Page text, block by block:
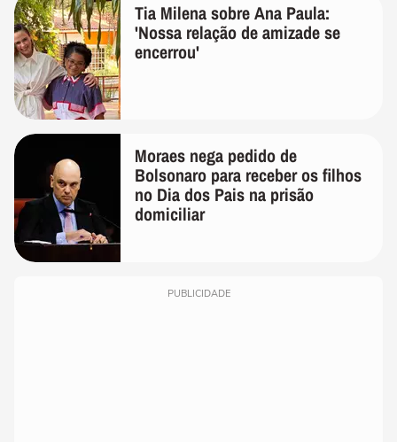
Tia Milena sobre Ana Paula:
'Nossa relação de amizade se
encerrou'
Moraes nega pedido de
Bolsonaro para receber os filhos
no Dia dos Pais na prisão
domiciliar
PUBLICIDADE